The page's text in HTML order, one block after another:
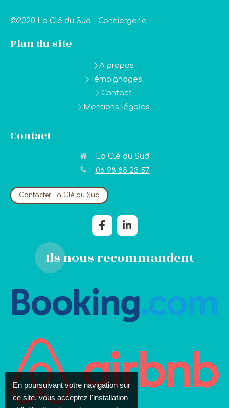
©2020 La Clé du Sud - Conciergerie
Plan du site
A propos
Témoignages
Contact
Mentions légales
Contact
La Clé du Sud
06 98 88 23 57
Contacter La Clé du Sud
Ils nous recommandent
En poursuivant votre navigation sur
ce site, vous acceptez l'installation